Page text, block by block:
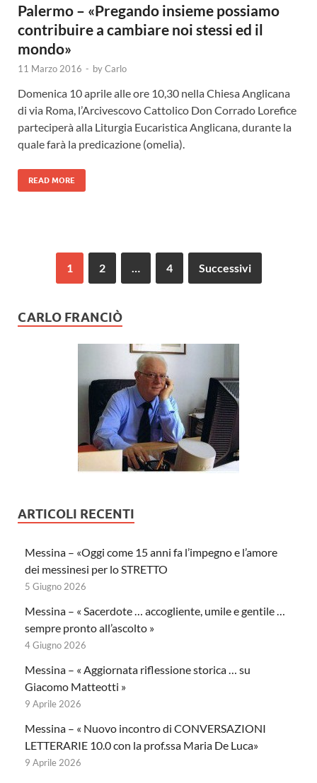
Palermo – «Pregando insieme possiamo
contribuire a cambiare noi stessi ed il
mondo»
11 Marzo 2016 - byCarlo
Domenica 10 aprile alle ore 10,30 nella Chiesa Anglicana
di via Roma, l’Arcivescovo Cattolico Don Corrado Lorefice
parteciperà alla Liturgia Eucaristica Anglicana, durante la
quale farà la predicazione (omelia).
READ MORE
1 2 … 4 Successivi
CARLO FRANCIÒ
ARTICOLI RECENTI
Messina – «Oggi come 15 anni fa l’impegno e l’amore
dei messinesi per lo STRETTO
5 Giugno 2026
Messina – « Sacerdote … accogliente, umile e gentile …
sempre pronto all’ascolto »
4 Giugno 2026
Messina – « Aggiornata riflessione storica … su
Giacomo Matteotti »
9 Aprile 2026
Messina – « Nuovo incontro di CONVERSAZIONI
LETTERARIE 10.0 con la prof.ssa Maria De Luca»
9 Aprile 2026